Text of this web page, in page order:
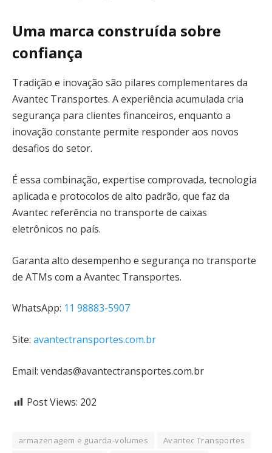
Uma marca construída sobre
confiança
Tradição e inovação são pilares complementares da
Avantec Transportes. A experiência acumulada cria
segurança para clientes financeiros, enquanto a
inovação constante permite responder aos novos
desafios do setor.
É essa combinação, expertise comprovada, tecnologia
aplicada e protocolos de alto padrão, que faz da
Avantec referência no transporte de caixas
eletrônicos no país.
Garanta alto desempenho e segurança no transporte
de ATMs com a Avantec Transportes.
WhatsApp: 11 98883-5907
Site: avantectransportes.com.br
Email: vendas@avantectransportes.com.br
Post Views: 202
armazenagem e guarda-volumes
Avantec Transportes